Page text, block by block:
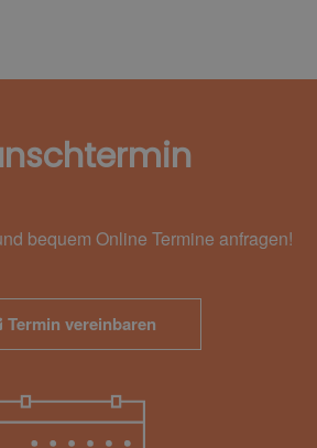
bequem Online Termine anfragen!
Termin vereinbaren